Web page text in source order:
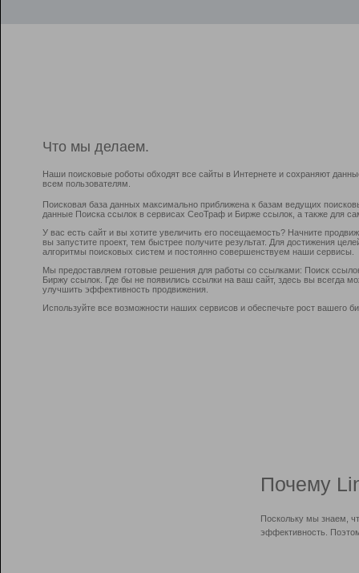
Что мы делаем.
Наши поисковые роботы обходят все сайты в Интернете и сохраняют
всем пользователям.
Поисковая база данных максимально приближена к базам ведущих
данные Поиска ссылок в сервисах СеоТраф и Бирже ссылок, а также для
У вас есть сайт и вы хотите увеличить его посещаемость? Начните
вы запустите проект, тем быстрее получите результат. Для достижения
алгоритмы поисковых систем и постоянно совершенствуем наши сервисы.
Мы предоставляем готовые решения для работы со ссылками: Поиск
Биржу ссылок. Где бы не появились ссылки на ваш сайт, здесь вы всегда
улучшить эффективность продвижения.
Используйте все возможности наших сервисов и обеспечьте рост вашего
Почему
Поскольку мы знаем,
эффективность.